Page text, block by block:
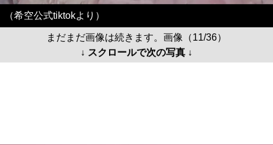
（希空公式tiktokより）
まだまだ画像は続きます。画像（11/36）
↓ スクロールで次の写真 ↓